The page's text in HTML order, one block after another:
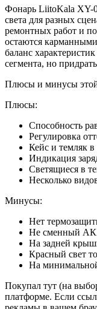
Фонарь LiitoKala XY-
света для разных
ремонтных работ и
остаются
баланс
сегмента, но
Плюсы и минусы
Плюсы:
Способность
Регулировка
Кейс и темляк в
Индикация
Светящиеся в
Несколько
Минусы:
Нет
Не сменный
На задней
Красный свет
На
Покупал тут (на
платформе. Если